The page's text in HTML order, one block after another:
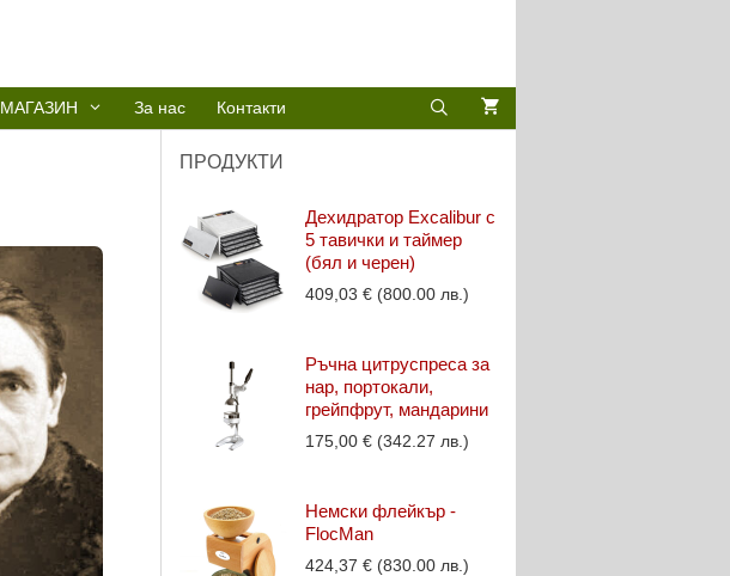
МАГАЗИН За нас Контакти
ПРОДУКТИ
Дехидратор Excalibur с
5 тавички и таймер
(бял и черен)
409,03 € (800.00 лв.)
Ръчна цитруспреса за
нар, портокали,
грейпфрут, мандарини
175,00 € (342.27 лв.)
Немски флейкър -
FlocMan
424,37 € (830.00 лв.)